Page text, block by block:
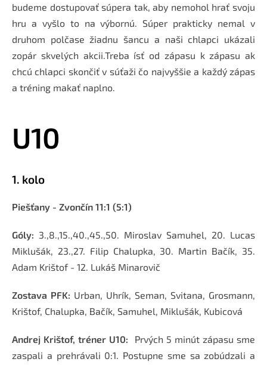
budeme dostupovať súpera tak, aby nemohol hrať svoju
hru a vyšlo to na výbornú. Súper prakticky nemal v
druhom polčase žiadnu šancu a naši chlapci ukázali
zopár skvelých akcii.Treba ísť od zápasu k zápasu ak
chcú chlapci skončiť v súťaži čo najvyššie a každý zápas
a tréning makať naplno.
U10
1. kolo
Piešťany - Zvončín 11:1 (5:1)
Góly: 3.,8.,15.,40.,45.,50. Miroslav Samuhel, 20. Lucas
Miklušák, 23.,27. Filip Chalupka, 30. Martin Bačík, 35.
Adam Krištof - 12. Lukáš Minarovič
Zostava PFK: Urban, Uhrík, Seman, Svitana, Grosmann,
Krištof, Chalupka, Bačík, Samuhel, Miklušák, Kubicová
Andrej Krištof, tréner U10: Prvých 5 minút zápasu sme
zaspali a prehrávali 0:1. Postupne sme sa zobúdzali a